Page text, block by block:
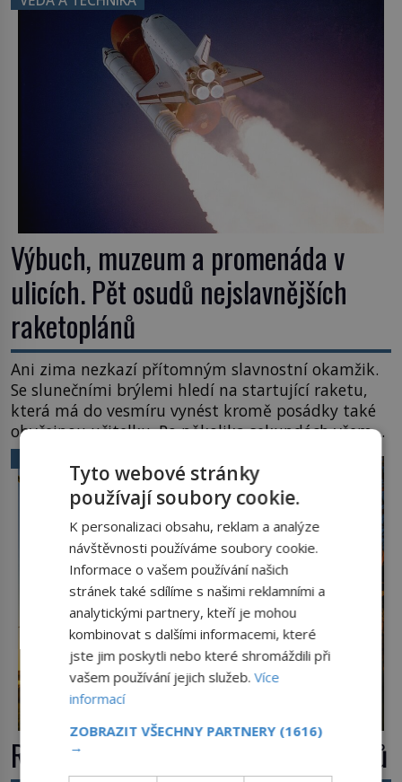
Výbuch, muzeum a promenáda v
ulicích. Pět osudů nejslavnějších
raketoplánů
Ani zima nezkazí přítomným slavnostní okamžik.
Se slunečními brýlemi hledí na startující raketu,
která má do vesmíru vynést kromě posádky také
obyčejnou učitelku. Po několika sekundách všem
ztuhnou úsměvy, stroj totiž exploduje. Jejich
konstrukce není z levného kraje, daňové
poplatníky stojí miliardy dolarů. Na druhou stranu
zvládnou jen představitelné věci. Na malé kousky
Název: Columbia První […]
Rákos: Nenápadný poklad z mokřadů
Tyto webové stránky
používají soubory cookie.
K personalizaci obsahu, reklam a analýze
návštěvnosti používáme soubory cookie.
Informace o vašem používání našich
stránek také sdílíme s našimi reklamními a
analytickými partnery, kteří je mohou
kombinovat s dalšími informacemi, které
jste jim poskytli nebo které shromáždili při
vašem používání jejich služeb.Více
informací
ZOBRAZIT VŠECHNY PARTNERY (1616)
→